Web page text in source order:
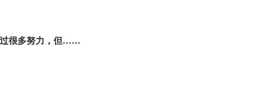
过很多努力，但……